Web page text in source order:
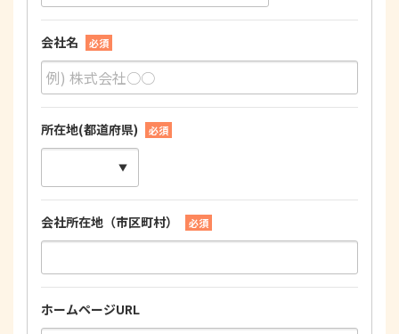
会社名 必須
所在地(都道府県) 必須
会社所在地（市区町村） 必須
ホームページURL